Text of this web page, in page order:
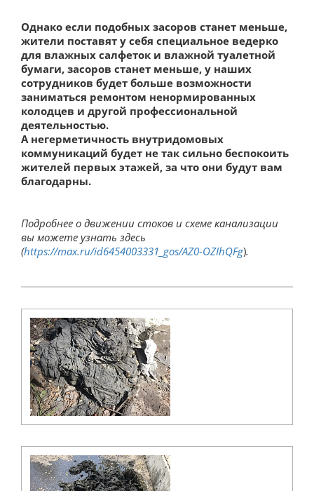
Финансово-хозяйственная деятельность
Вакантные места для приема (перевода)
обучающихся
Международное сотрудничество
Организация питания в образовательной
организации
Ремонт сетей
Однако если подобных засоров станет меньше,
жители поставят у себя специальное ведерко
для влажных салфеток и влажной туалетной
бумаги, засоров станет меньше, у наших
сотрудников будет больше возможности
заниматься ремонтом ненормированных
колодцев и другой профессиональной
деятельностью.
А негерметичность внутридомовых
коммуникаций будет не так сильно беспокоить
жителей первых этажей, за что они будут вам
благодарны.
Подробнее о движении стоков и схеме канализации
вы можете узнать здесь
(https://max.ru/id6454003331_gos/AZ0-OZIhQFg).